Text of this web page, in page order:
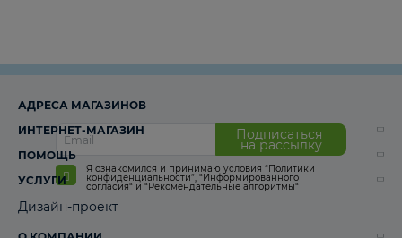
Подписаться
на рассылку
Я ознакомился и принимаю условия “Политики
конфиденциальности”, “Информированного
согласия“ и “Рекомендательные алгоритмы“
АДРЕСА МАГАЗИНОВ
ИНТЕРНЕТ-МАГАЗИН
ПОМОЩЬ
УСЛУГИ
Дизайн-проект